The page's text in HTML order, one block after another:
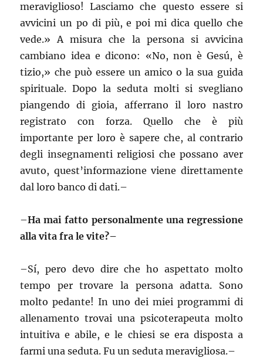
meraviglioso! Lasciamo che questo essere si
avvicini un po di più, e poi mi dica quello che
vede.» A misura che la persona si avvicina
cambiano idea e dicono: «No, non è Gesú, è
tizio,» che può essere un amico o la sua guida
spirituale. Dopo la seduta molti si svegliano
piangendo di gioia, afferrano il loro nastro
registrato con forza. Quello che è più
importante per loro è sapere che, al contrario
degli insegnamenti religiosi che possano aver
avuto, quest’informazione viene direttamente
dal loro banco di dati.–
–Ha mai fatto personalmente una regressione
alla vita fra le vite?–
–Sí, pero devo dire che ho aspettato molto
tempo per trovare la persona adatta. Sono
molto pedante! In uno dei miei programmi di
allenamento trovai una psicoterapeuta molto
intuitiva e abile, e le chiesi se era disposta a
farmi una seduta. Fu un seduta meravigliosa.–